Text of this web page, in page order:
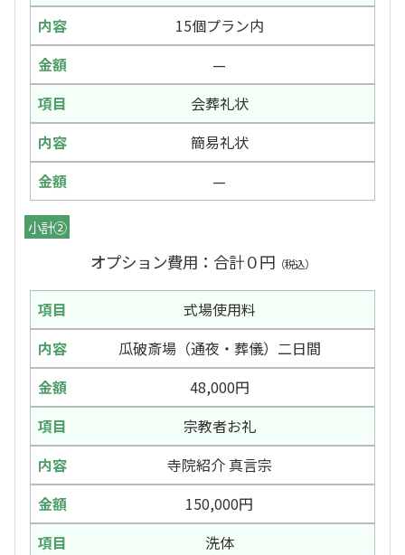
15個プラン内
—
会葬礼状
簡易礼状
—
小計②
オプション費用：合計０円 （税込）
式場使用料
瓜破斎場（通夜・葬儀）二日間
48,000円
宗教者お礼
寺院紹介 真言宗
150,000円
洗体